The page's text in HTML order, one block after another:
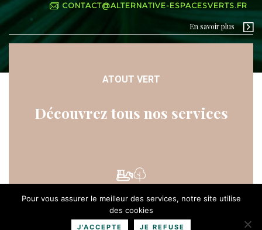
CONTACT@ALTERNATIVE-ESPACESVERTS.FR
En savoir plus
ATOUT VERT
Découvrez tous nos services
Fauchage, broyage et débroussaillage forestier
Pour vous assurer le meilleur des services, notre site utilise
des cookies
J'ACCEPTE JE REFUSE